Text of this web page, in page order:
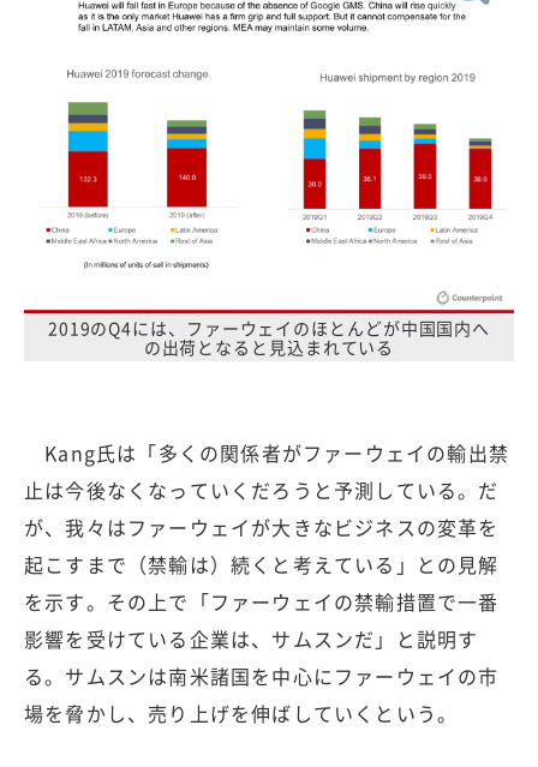
2019のQ4には、ファーウェイのほとんどが中国国内へ
の出荷となると見込まれている
Kang氏は「多くの関係者がファーウェイの輸出禁
止は今後なくなっていくだろうと予測している。だ
が、我々はファーウェイが大きなビジネスの変革を
起こすまで（禁輸は）続くと考えている」との見解
を示す。その上で「ファーウェイの禁輸措置で一番
影響を受けている企業は、サムスンだ」と説明す
る。サムスンは南米諸国を中心にファーウェイの市
場を脅かし、売り上げを伸ばしていくという。